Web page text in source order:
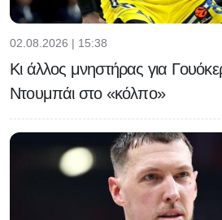
02.08.2026 | 15:38
Κι άλλος μνηστήρας για
Ντουμπάι στο «κόλπο»